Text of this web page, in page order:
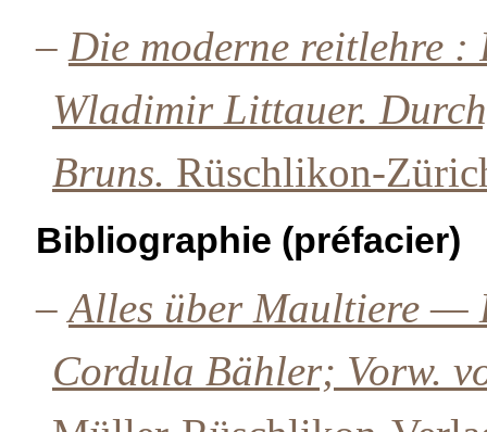
– Die moderne reitlehre
Wladimir Littauer.
Bruns. Rüschlikon-
Bibliographie (préfacier)
–Alles über Maultiere —
Cordula Bähler; Vorw.